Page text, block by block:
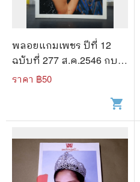
พลอยแกมเพชร ปีที่ 12
ฉบับที่ 277 ส.ค.2546 กบ สุ
วนันท์ คงยิ่ง
ราคา ฿50
shopping_cart